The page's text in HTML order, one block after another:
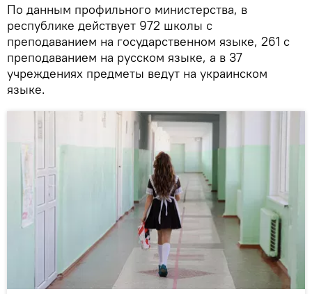
По данным профильного министерства, в
республике действует 972 школы с
преподаванием на государственном языке, 261 с
преподаванием на русском языке, а в 37
учреждениях предметы ведут на украинском
языке.